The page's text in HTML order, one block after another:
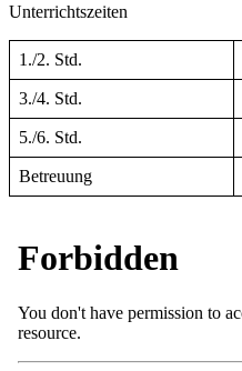
Unterrichtszeiten
1./2. Std.
3./4. Std.
5./6. Std.
Betreuung